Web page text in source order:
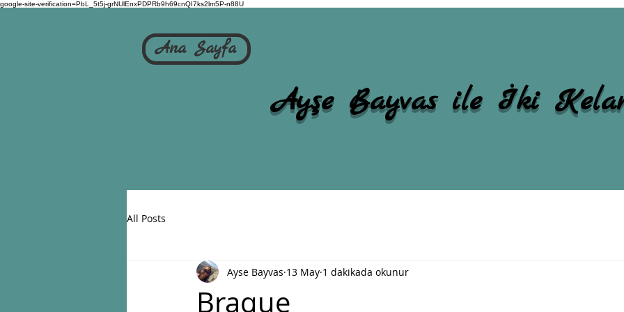
google-site-verification=PbL_5t5j-grNUlEnxPDPRb9h69cnQI7ks2lm5P-n88U
Ana Sayfa
Ayşe Bayvas ile İki
All Posts
Braque
Ayse Bayvas 13 May 1 dakikada okunur